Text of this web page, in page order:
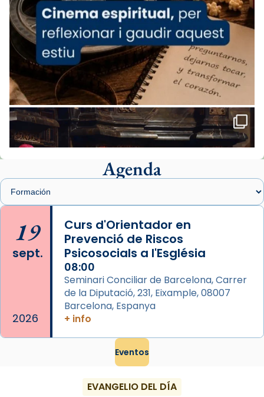
Arquebisbat de Barcelona
2 weeks ago
«Avui les santes Juliana i Semproniana ens
ajuden a alçar la mirada»
Mons. Sergi Gordo, bisbe de Tortosa, ha
presidit aquest 27 de juliol la missa de Les
Santes de Mataró.
🔗tinyurl.com/cvu5jmbk
📸 J. Merino
de Barcelona.
2 weeks ago
Aquest dilluns, 27 de juliol, ha tingut lloc la
missa d’acció de gràcies en agraïment al
comitè organitzador de la visita apostòlica
del Sant Pare Lleó XIV a Barcelona, i als
col·laboradors, a la Catedral de Barcelona.
L’arquebisbe de Barcelona, el cardenal Joan
Josep Omella, ha presidit la missa i l’ha
concelebrat el bisbe auxiliar de Barcelona,
Mons. David Abadías.
Agenda
19
sept.
2026
Curs d'Orientador en
Prevenció de Riscos
Psicosocials a l'Església
08:00
Seminari Conciliar de Barcelona, Carrer
de la Diputació, 231, Eixample, 08007
Barcelona, Espanya
+ info
Eventos
EVANGELIO DEL DÍA